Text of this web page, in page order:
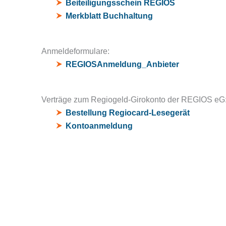
Beiteiligungsschein REGIOS
Merkblatt Buchhaltung
Anmeldeformulare:
REGIOSAnmeldung_Anbieter
Verträge zum Regiogeld-Girokonto der REGIOS
Bestellung Regiocard-Lesegerät
Kontoanmeldung